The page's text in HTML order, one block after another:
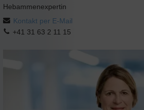
Hebammenexpertin
Kontakt per E-Mail
+41 31 63 2 11 15